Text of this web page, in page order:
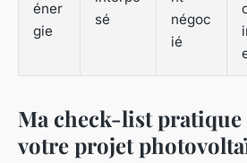
éner
gie
sé
négoc
ié
Ma check-list
votre projet